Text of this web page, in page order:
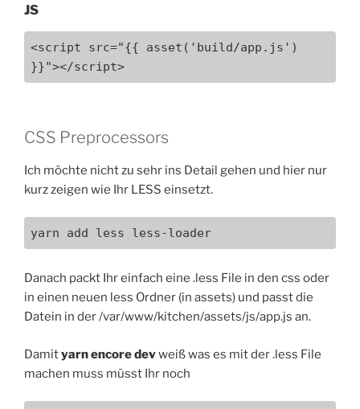
JS
<script src="{{ asset('build/app.js')
}}"></script>
CSS Preprocessors
Ich möchte nicht zu sehr ins Detail gehen und hier nur
kurz zeigen wie Ihr LESS einsetzt.
yarn add less less-loader
Danach packt Ihr einfach eine .less File in den css oder
in einen neuen less Ordner (in assets) und passt die
Datein in der /var/www/kitchen/assets/js/app.js an.
Damityarn encore devweiß was es mit der .less File
machen muss müsst Ihr noch